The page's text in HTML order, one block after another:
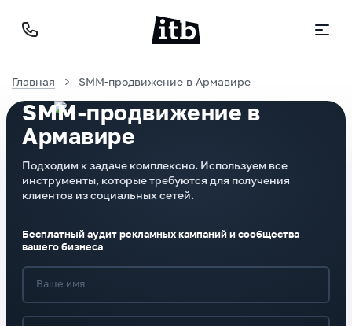
Главная SMM-продвижение в Армавире
SMM-продвижение в
Армавире
Подходим к задаче комплексно. Используем все
инструменты, которые требуются для получения
клиентов из социальных сетей.
Бесплатный аудит рекламных кампаний и сообщества
вашего бизнеса
Ваше имя